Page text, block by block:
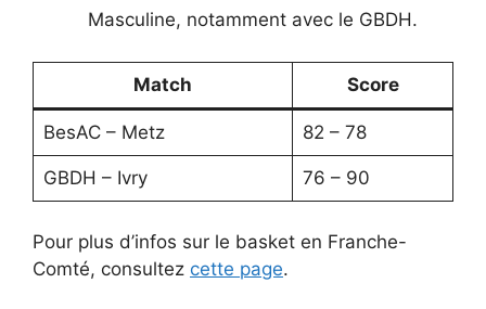
Masculine, notamment avec le GBDH.
Match Score
BesAC – Metz 82 – 78
GBDH – Ivry 76 – 90
Pour plus d’infos sur le basket en Franche-
Comté, consultez cette page.